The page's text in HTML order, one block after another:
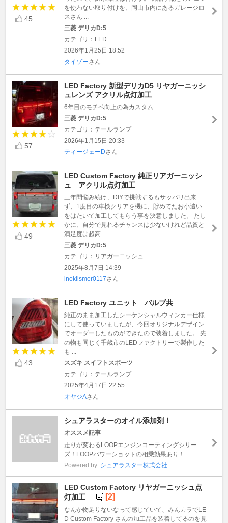
45
を使わない取り付けを、岡山市内にあるガレージロ
スさん ...
三菱 デリカD:5
カテゴリ：LED
2026年1月25日 18:52
タイゾーさん
57
LED Factory 新型デリカD5 リヤガーニッシ
ュレンズ アクリル点灯加工
6年目のモチベ向上の為カスタム
三菱 デリカD:5
カテゴリ：テールランプ
2026年1月15日 20:33
ティージェーDさん
49
LED Custom Factory 純正リアガーニッシ
ュ アクリル点灯加工
三年間悩み続け、DIYで挑戦するもサッパリ出来
ず、1度目の車検クリアを機に、貯めてたお小遣い
をはたいて加工してもらう事を決意しました。 たし
かに、自分で見れるチャンスは少ないけれど品質と
満足度は超高 ...
三菱 デリカD:5
カテゴリ：リアガーニッシュ
2025年8月7日 14:39
inokiismer0117さん
43
LED Factory ユニット バルブ共
純正のまま加工したシーケンシャルウィンカー仕様
にして使っていましたが、今回オリジナルデザイン
でオーダーしたものができたので装着しました。 先
の物も同じく千歳市のLEDファクトリーで製作した
も ...
スズキ スイフトスポーツ
カテゴリ：テールランプ
2025年4月17日 22:55
オヤジAさん
シュアラスターのオイル添加剤！
オススメ記事
走りが変わるLOOPエンジンコーティングシリー
ズ！LOOPパワーショットの相乗効果あり！
Powered by シュアラスター株式会社
LED Custom Factory リヤガーニッシュ点
灯加工
[2]
なんか物足りないなって感じていて、みんカラでLE
D Custom Factory さんの加工品を装着してるのを見